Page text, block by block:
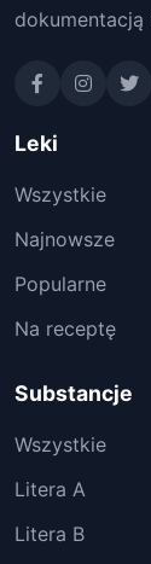
dokumentacją
Leki
Wszystkie
Najnowsze
Popularne
Na receptę
Substancje
Wszystkie
Litera A
Litera B